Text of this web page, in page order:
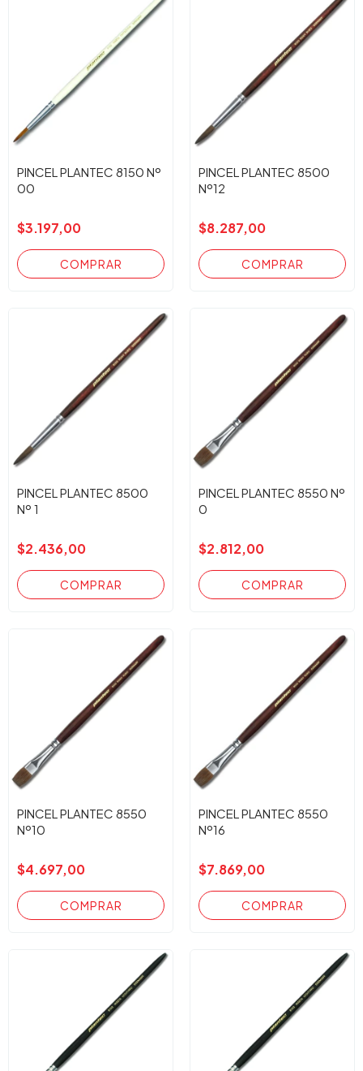
PINCEL PLANTEC 8150 Nº
00
$3.197,00
PINCEL PLANTEC 8500
Nº12
$8.287,00
PINCEL PLANTEC 8500
Nº 1
$2.436,00
PINCEL PLANTEC 8550 Nº
0
$2.812,00
PINCEL PLANTEC 8550
Nº10
$4.697,00
PINCEL PLANTEC 8550
Nº16
$7.869,00